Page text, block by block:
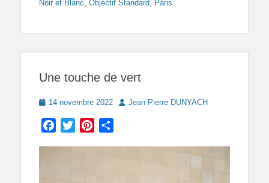
Noir et Blanc, Objectif Standard, Paris
Une touche de vert
Posted
14 novembre 2022 Author
Jean-Pierre DUNYACH
Facebook
TwitterPinterest